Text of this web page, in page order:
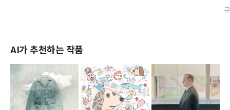
AI가 추천하는 작품